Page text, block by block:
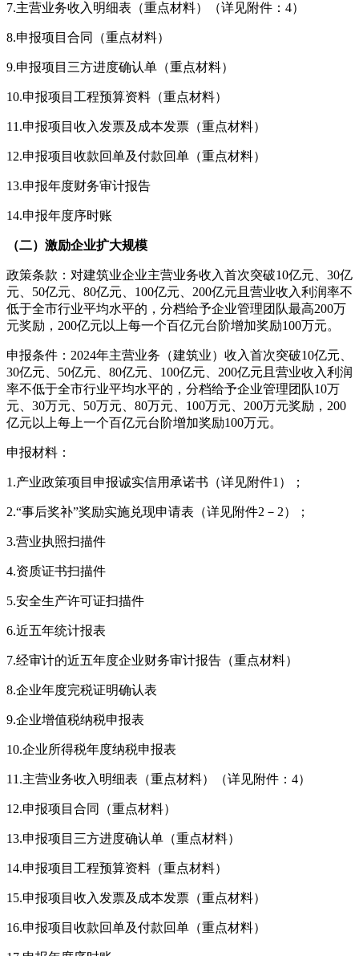
7.主营业务收入明细表（重点材料）（详见附件：4）
8.申报项目合同（重点材料）
9.申报项目三方进度确认单（重点材料）
10.申报项目工程预算资料（重点材料）
11.申报项目收入发票及成本发票（重点材料）
12.申报项目收款回单及付款回单（重点材料）
13.申报年度财务审计报告
14.申报年度序时账
（二）激励企业扩大规模
政策条款：对建筑业企业主营业务收入首次突破10亿元、30亿
元、50亿元、80亿元、100亿元、200亿元且营业收入利润率不
低于全市行业平均水平的，分档给予企业管理团队最高200万
元奖励，200亿元以上每一个百亿元台阶增加奖励100万元。
申报条件：2024年主营业务（建筑业）收入首次突破10亿元、
30亿元、50亿元、80亿元、100亿元、200亿元且营业收入利润
率不低于全市行业平均水平的，分档给予企业管理团队10万
元、30万元、50万元、80万元、100万元、200万元奖励，200
亿元以上每上一个百亿元台阶增加奖励100万元。
申报材料：
1.产业政策项目申报诚实信用承诺书（详见附件1）；
2.“事后奖补”奖励实施兑现申请表（详见附件2－2）；
3.营业执照扫描件
4.资质证书扫描件
5.安全生产许可证扫描件
6.近五年统计报表
7.经审计的近五年度企业财务审计报告（重点材料）
8.企业年度完税证明确认表
9.企业增值税纳税申报表
10.企业所得税年度纳税申报表
11.主营业务收入明细表（重点材料）（详见附件：4）
12.申报项目合同（重点材料）
13.申报项目三方进度确认单（重点材料）
14.申报项目工程预算资料（重点材料）
15.申报项目收入发票及成本发票（重点材料）
16.申报项目收款回单及付款回单（重点材料）